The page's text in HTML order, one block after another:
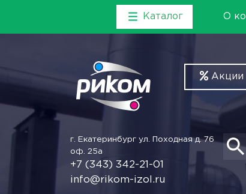
Каталог О
Акции
г. Екатеринбург ул. Походная д. 76
оф. 25а
+7 (343) 342-21-01
info@rikom-izol.ru